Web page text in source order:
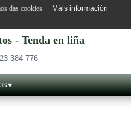
- Tenda en liña
384 776
das cookies. Máis información